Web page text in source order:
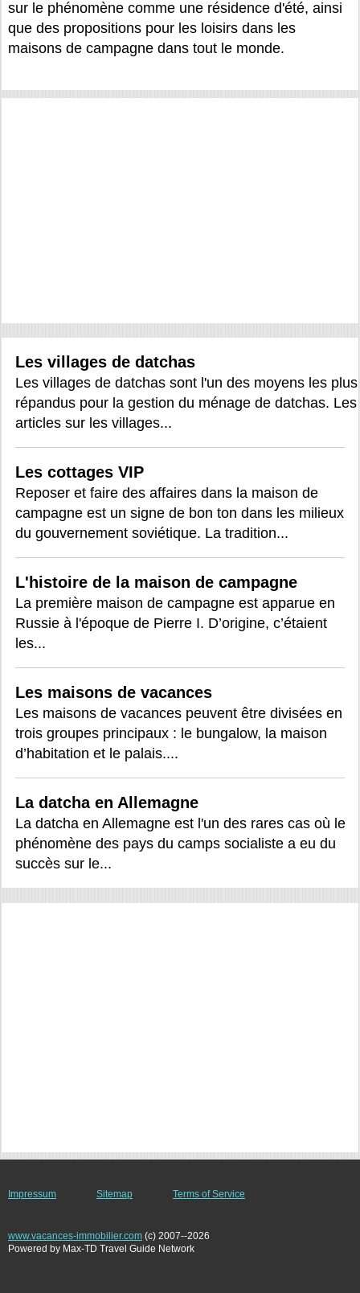
sur le phénomène comme une résidence d'été, ainsi
que des propositions pour les loisirs dans les
maisons de campagne dans tout le monde.
Les villages de datchas
Les villages de datchas sont l'un des moyens les plus
répandus pour la gestion du ménage de datchas. Les
articles sur les villages...
Les cottages VIP
Reposer et faire des affaires dans la maison de
campagne est un signe de bon ton dans les milieux
du gouvernement soviétique. La tradition...
L'histoire de la maison de campagne
La première maison de campagne est apparue en
Russie à l'époque de Pierre I. D’origine, c’étaient
les...
Les maisons de vacances
Les maisons de vacances peuvent être divisées en
trois groupes principaux : le bungalow, la maison
d’habitation et le palais....
La datcha en Allemagne
La datcha en Allemagne est l'un des rares cas où le
phénomène des pays du camps socialiste a eu du
succès sur le...
Impressum Sitemap Terms of Service
www.vacances-immobilier.com (c) 2007--2026
Powered by Max-TD Travel Guide Network